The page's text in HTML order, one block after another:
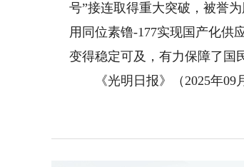
号”接连取得重大突破，被誉
用同位素镥-177实现国产化供
变得稳定可及，有力保障了国
《光明日报》（2025年09月